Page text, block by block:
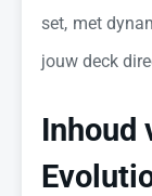
set, met
jouw deck
Inhoud